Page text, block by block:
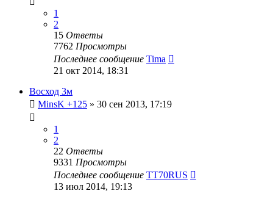
1
2
15 Ответы
7762 Просмотры
Последнее сообщение Tima
21 окт 2014, 18:31
Восход 3м
MinsK +125 » 30 сен 2013, 17:19
1
2
22 Ответы
9331 Просмотры
Последнее сообщение TT70RUS
13 июл 2014, 19:13